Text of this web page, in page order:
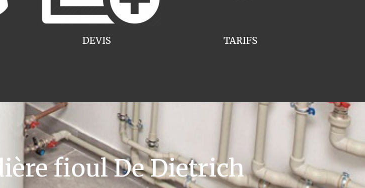
TARIFS
DEVIS
fioul De Dietrich